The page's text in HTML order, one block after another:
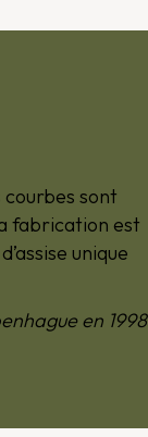
sont
fabrication est
unique
en 1998